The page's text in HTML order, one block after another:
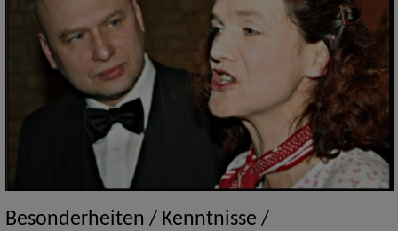
Besonderheiten / Kenntnisse /